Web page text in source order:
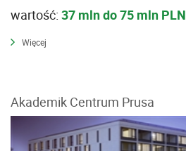
wartość: 37 mln do 75 mln PLN
Więcej
Akademik Centrum Prusa